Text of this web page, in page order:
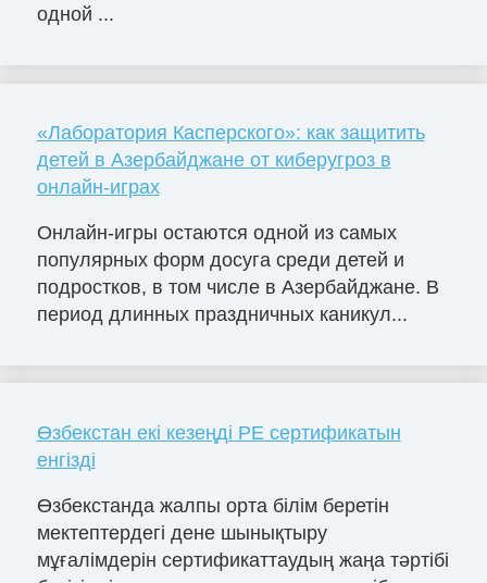
одной ...
«Лаборатория Касперского»: как защитить
детей в Азербайджане от киберугроз в
онлайн-играх
Онлайн-игры остаются одной из самых
популярных форм досуга среди детей и
подростков, в том числе в Азербайджане. В
период длинных праздничных каникул...
Өзбекстан екі кезеңді PE сертификатын
енгізді
Өзбекстанда жалпы орта білім беретін
мектептердегі дене шынықтыру
мұғалімдерін сертификаттаудың жаңа тәртібі